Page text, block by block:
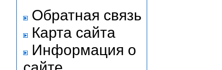
Обратная связь
Карта сайта
Информация о